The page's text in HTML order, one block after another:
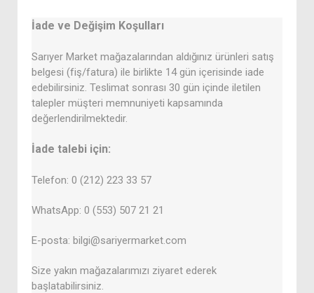
İade ve Değişim Koşulları
Sarıyer Market mağazalarından aldığınız ürünleri satış
belgesi (fiş/fatura) ile birlikte 14 gün içerisinde iade
edebilirsiniz. Teslimat sonrası 30 gün içinde iletilen
talepler müşteri memnuniyeti kapsamında
değerlendirilmektedir.
İade talebi için:
Telefon: 0 (212) 223 33 57
WhatsApp: 0 (553) 507 21 21
E-posta: bilgi@sariyermarket.com
Size yakın mağazalarımızı ziyaret ederek
başlatabilirsiniz.